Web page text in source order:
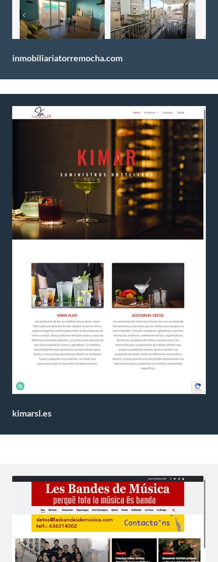
inmobiliariatorremocha.com
kimarsl.es